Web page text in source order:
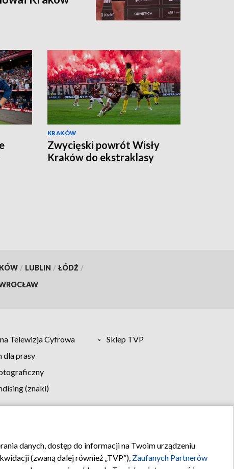
KRAKÓW
Zwycięski powrót Wisły
Kraków do ekstraklasy
/ LUBLIN / ŁÓDŹ /
Telewizja Cyfrowa
Sklep TVP
dla prasy
(znaki)
Kontakt
danych, dostęp do informacji na Twoim urządzeniu
(zwaną dalej również „TVP”), Zaufanych Partnerów